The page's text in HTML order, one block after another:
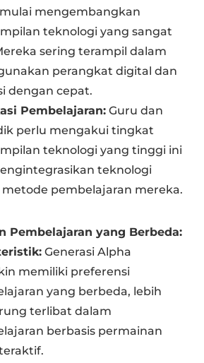
mengembangkan
teknologi yang sangat
sering terampil dalam
perangkat digital dan
dengan cepat.
Pembelajaran: Guru dan
perlu mengakui tingkat
teknologi yang tinggi ini
teknologi
pembelajaran mereka.
Pembelajaran yang Berbeda:
Generasi Alpha
memiliki preferensi
yang berbeda, lebih
terlibat dalam
berbasis permainan